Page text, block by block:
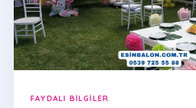
FAYDALI BILGILER